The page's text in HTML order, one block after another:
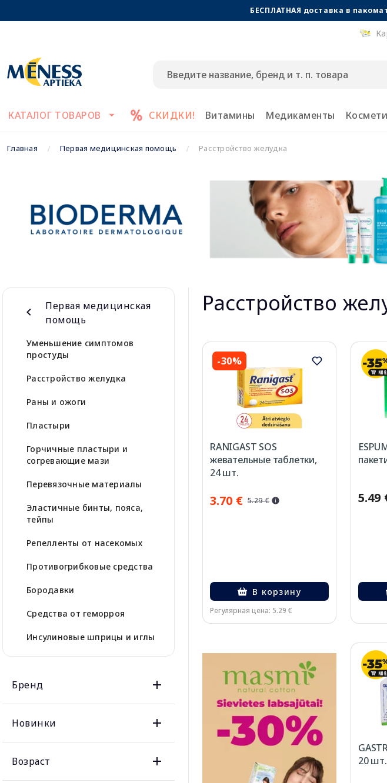
БЕСПЛАТНАЯ доставка в
КАТАЛОГ ТОВАРОВ СКИДКИ! Витамины Медикаменты
Главная Первая медицинская помощь Расстройство желудка
Первая медицинская
помощь
Уменьшение симптомов
простуды
Расстройство желудка
Раны и ожоги
Пластыри
Горчичные пластыри и
согревающие мази
Перевязочные материалы
Эластичные бинты, пояса,
тейпы
Репелленты от насекомых
Противогрибковые средства
Бородавки
Средства от геморроя
Инсулиновые шприцы и иглы
Бренд
Новинки
Возраст
Расстройство
-30%
RANIGAST SOS
жевательные таблетки,
24 шт.
3.70 € 5.29 €
В корзину
Регулярная цена: 5.29 €
5.49
20 шт.